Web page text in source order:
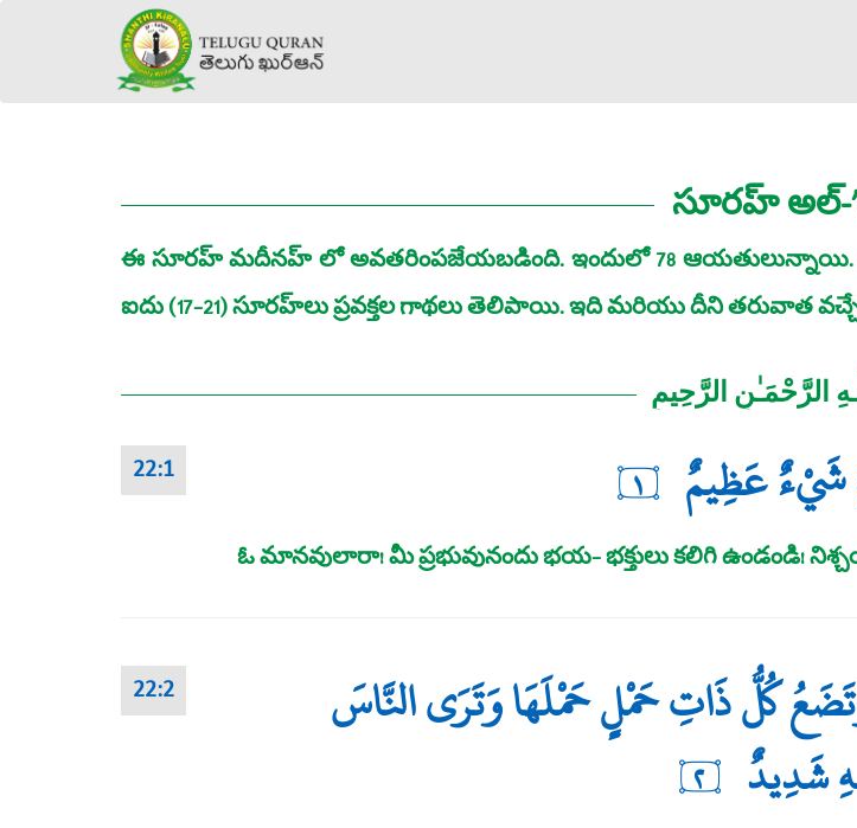
సూరహ్‌ అల్‌-
ఈ సూరహ్‌ మదీనహ్ లో అవతరింపజేయబడింది. ఇందులో 78 ఆయతులున్నాయి.
ఐదు (17-21) సూరహ్‌లు ప్రవక్తల గాథలు తెలిపాయి. ఇది మరియు దీని తరువాత
الرَّحْمَـٰنِ الرَّحِيمِ
22:1 شَيْءٌ عَظِيمٌ ١
ఓ మానవులారా! మీ ప్రభువునందు భయ- భక్తులు కలిగి
22:2
كُلُّ ذَاتِ حَمْلٍ حَمْلَهَا وَتَرَى النَّاسَ
شَدِيدٌ
٢